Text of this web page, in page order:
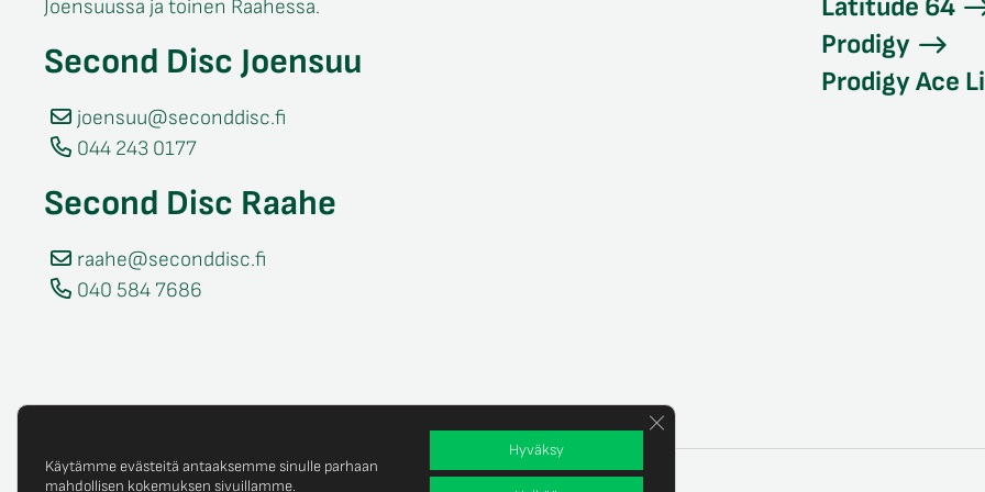
Joensuussa ja toinen Raahessa.
Second Disc Joensuu
joensuu@seconddisc.fi
044 243 0177
Second Disc Raahe
raahe@seconddisc.fi
040 584 7686
Latitude 64
Prodigy
Prodigy Ace
Käytämme evästeitä antaaksemme sinulle parhaan
mahdollisen kokemuksen sivuillamme.
Hyväksy
Sulje evästebanneri